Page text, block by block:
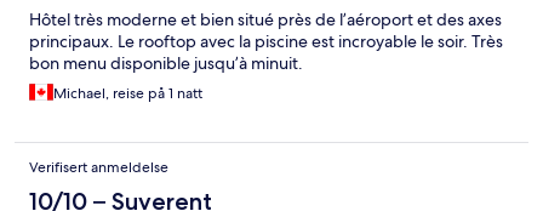
Hôtel très moderne et bien situé près de l’aéroport et des axes
principaux. Le rooftop avec la piscine est incroyable le soir. Très
bon menu disponible jusqu’à minuit.
Michael, reise på 1 natt
Verifisert anmeldelse
10/10 – Suverent